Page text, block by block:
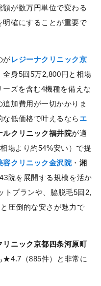
が数万円単位で変わる
確にすることが重要で
がレジーナクリニック京
全身5回5万2,800円と相場
ズを含む4機種を備えな
加費用が一切かかりま
低価格で叶えるなら エ
ルクリニック福井院が適
場より約54%安い）で提
容クリニック金沢院・湘
院を展開する規模を活か
トプランや、脇脱毛5回2,
圧倒的な安さが魅力で
リニック京都四条河原町
★4.7（885件）と非常に